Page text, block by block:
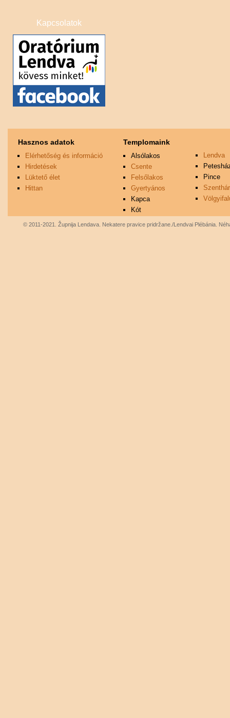
Szentháromság
Völgyifalu
Kapcsolatok
Hasznos adatok
Elérhetőség és információ
Hirdetések
Lüktető élet
Hittan
Templomaink
Alsólakos
Csente
Felsőlakos
Gyertyános
Kapca
Kót
Lendva
Pince
© 2011-2021. Župnija Lendava. Nekatere pravice pridržane./Lendvai Plébánia.